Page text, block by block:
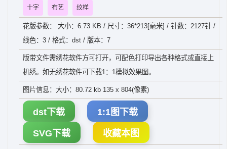
十字 布艺 纹样
花版参数： 大小：6.73 KB / 尺寸：36*213[毫米] / 针数：2127针 /
线色：3 / 格式：dst / 版本：7
版带文件需绣花软件方可打开，可配色打印导出各种格式或直接上
机绣。如无绣花软件可下载1：1模拟效果图。
图片信息：大小：80.72 kb 135 x 804(像素)
dst下载 1:1图下载
SVG下载 收藏本图